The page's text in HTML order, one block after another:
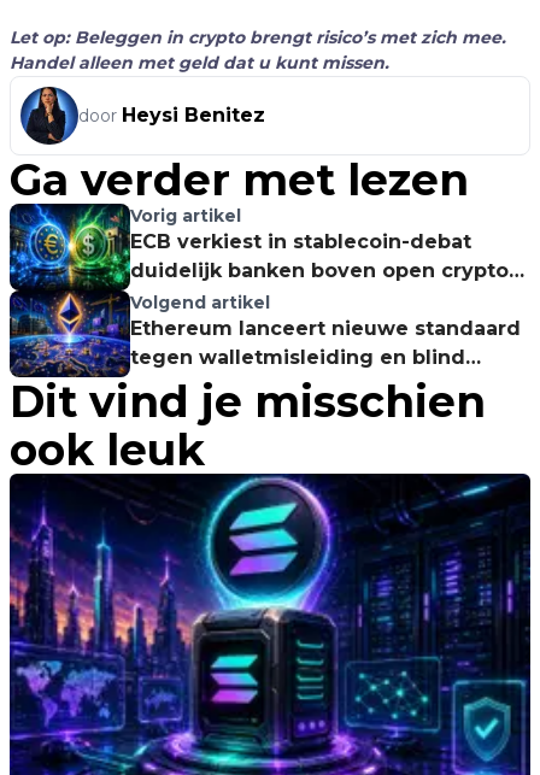
Let op: Beleggen in crypto brengt risico’s met zich mee.
Handel alleen met geld dat u kunt missen.
door Heysi Benitez
Ga verder met lezen
Vorig artikel
ECB verkiest in stablecoin-debat
duidelijk banken boven open crypto-
rails
Volgend artikel
Ethereum lanceert nieuwe standaard
tegen walletmisleiding en blind
ondertekenen
Dit vind je misschien
ook leuk